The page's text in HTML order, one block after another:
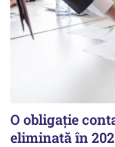
O obligație
eliminată în